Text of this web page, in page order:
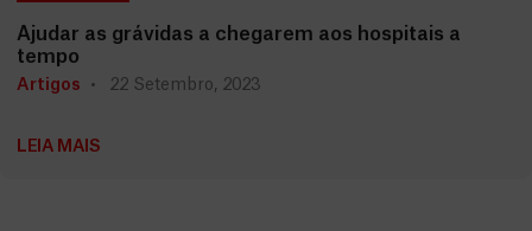
Ajudar as grávidas a chegarem aos hospitais a
tempo
Artigos 22 Setembro, 2023
LEIA MAIS